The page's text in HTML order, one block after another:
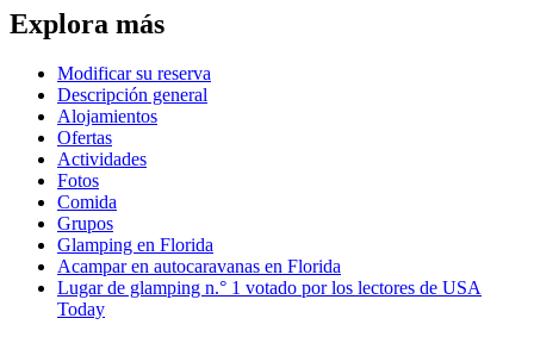
Explora más
Modificar su reserva
Descripción general
Alojamientos
Ofertas
Actividades
Fotos
Comida
Grupos
Glamping en Florida
Acampar en autocaravanas en Florida
Lugar de glamping n.° 1 votado por los lectores de USA
Today